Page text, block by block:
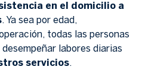
en el domicilio a
. Ya sea por edad,
todas las personas
labores diarias
servicios.